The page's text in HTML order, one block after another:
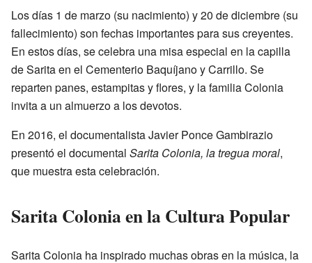
Los días 1 de marzo (su nacimiento) y 20 de diciembre (su
fallecimiento) son fechas importantes para sus creyentes.
En estos días, se celebra una misa especial en la capilla
de Sarita en el Cementerio Baquíjano y Carrillo. Se
reparten panes, estampitas y flores, y la familia Colonia
invita a un almuerzo a los devotos.
En 2016, el documentalista Javier Ponce Gambirazio
presentó el documental Sarita Colonia, la tregua moral,
que muestra esta celebración.
Sarita Colonia en la Cultura Popular
Sarita Colonia ha inspirado muchas obras en la música, la